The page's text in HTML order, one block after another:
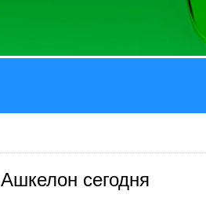
Ашкелон сегодня